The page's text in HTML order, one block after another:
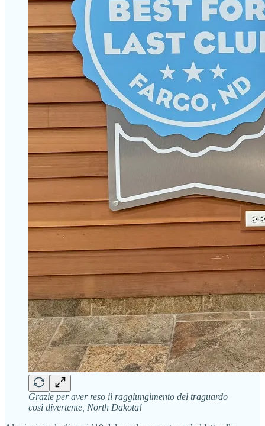
Grazie per aver reso il raggiungimento del traguardo
così divertente, North Dakota!